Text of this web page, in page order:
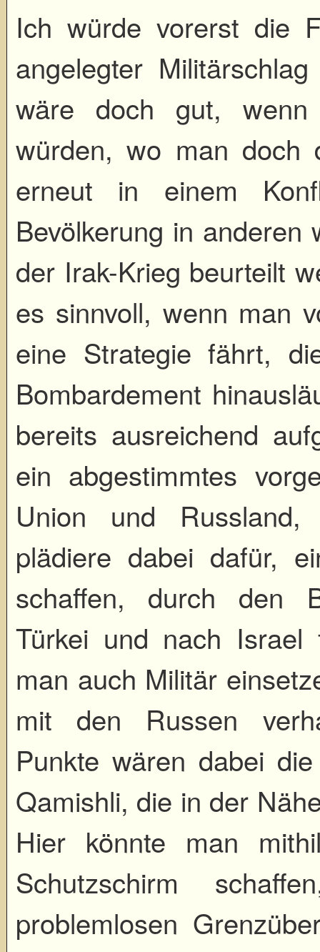
Ich würde vorerst die
angelegter
wäre doch gut,
würden, wo man doch
erneut in einem
Bevölkerung in anderen
der Irak-Krieg beurteilt
es sinnvoll, wenn man
eine Strategie fährt,
Bombardement
bereits ausreichend
ein abgestimmtes
Union und
plädiere dabei dafür,
schaffen, durch den
Türkei und nach Israel
man auch Militär
mit den Russen
Punkte wären dabei
Qamishli, die in der
Hier könnte man
Schutzschirm
problemlosen